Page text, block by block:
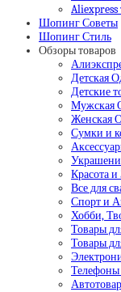
Aliexpress
Шопинг Советы
Шопинг Стиль
Обзоры товаров
Детская
Детские
Мужская
Женская
Сумки и
Красота и
Все для
Спорт и
Хобби,
Товары
Товары
Телефоны